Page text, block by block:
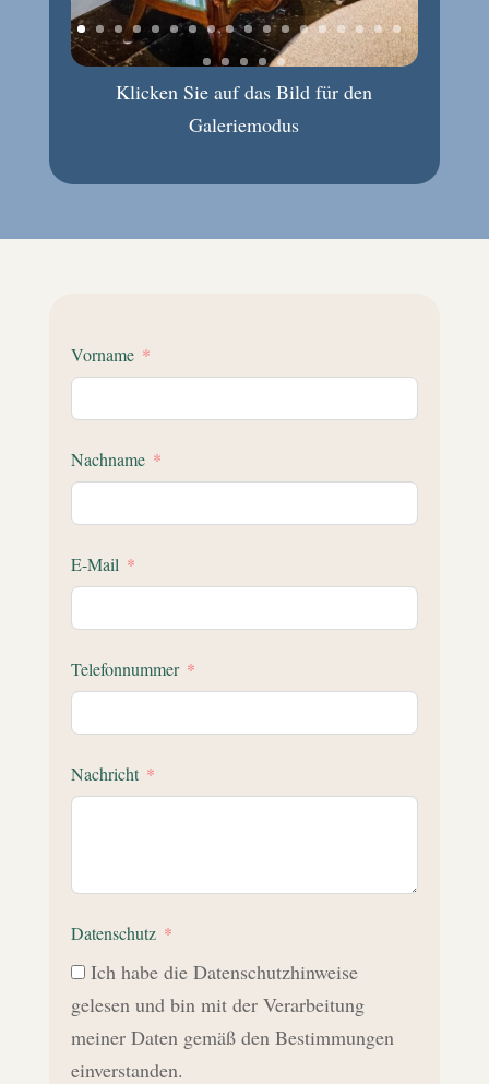
Klicken Sie auf das Bild für den
Galeriemodus
Vorname
Nachname
E-Mail
Telefonnummer
Nachricht
Datenschutz
Ich habe die Datenschutzhinweise
gelesen und bin mit der Verarbeitung
meiner Daten gemäß den Bestimmungen
einverstanden.